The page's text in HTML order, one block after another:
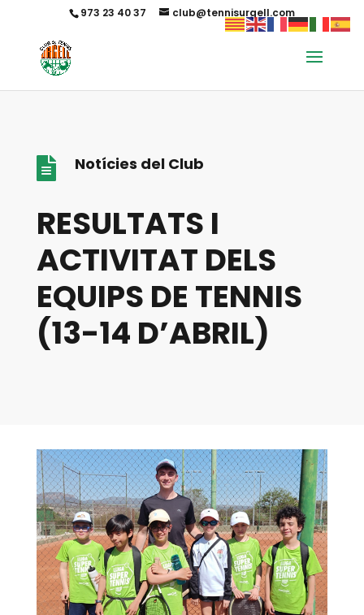
973 23 40 37 club@tennisurgell.com
 Notícies del Club
RESULTATS I
ACTIVITAT DELS
EQUIPS DE TENNIS
(13-14 D’ABRIL)